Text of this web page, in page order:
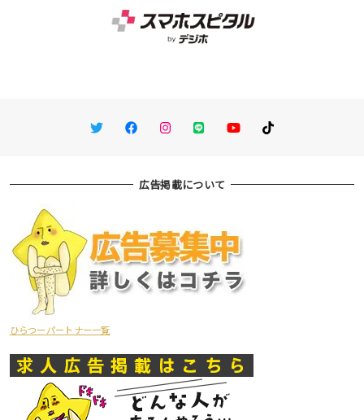
TwitterFacebookInstagram
LINE You TubeTikTok
広告掲載について
ひらつーパートナー一覧